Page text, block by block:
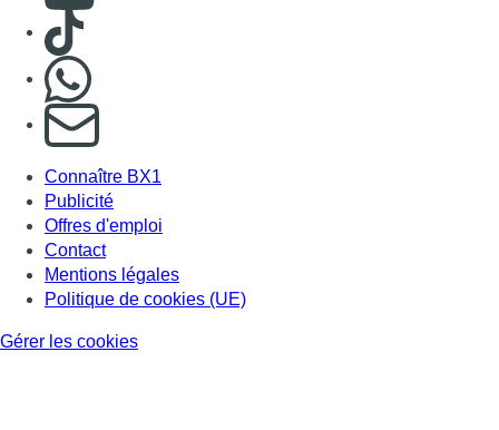
Consulter TikTok
S'abonner à notre newsletter
Connaître BX1
Publicité
Offres d'emploi
Contact
Mentions légales
Politique de cookies (UE)
Gérer les cookies